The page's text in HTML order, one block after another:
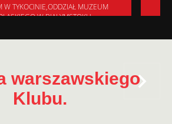
W TYKOCINIE,ODDZIAŁ MUZEUM
W BIAŁYMSTOKU
warszawskiego
Klubu.